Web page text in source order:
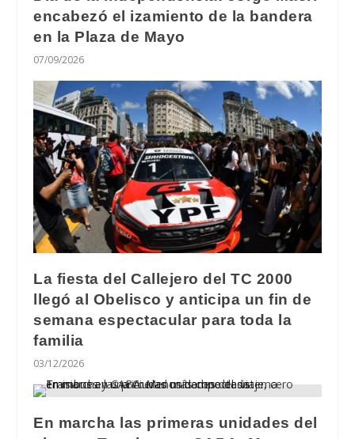
encabezó el izamiento de la bandera
en la Plaza de Mayo
07/09/2026
La fiesta del Callejero del TC 2000
llegó al Obelisco y anticipa un fin de
semana espectacular para toda la
familia
03/12/2026
En marcha las primeras unidades del